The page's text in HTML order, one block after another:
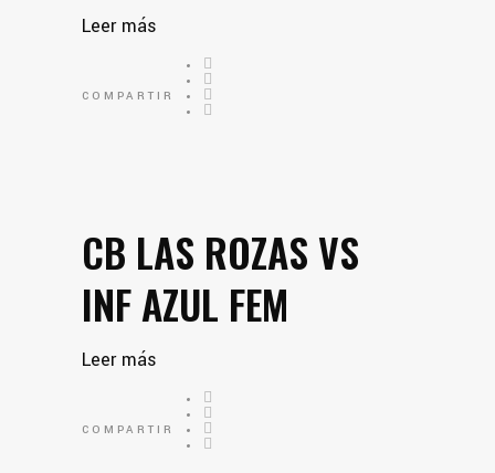
Leer más
COMPARTIR
CB LAS ROZAS VS
INF AZUL FEM
Leer más
COMPARTIR